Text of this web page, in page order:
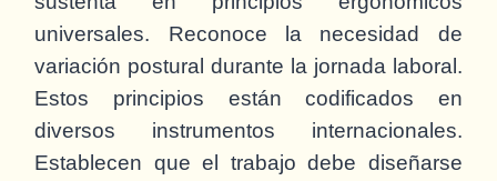
universales. Reconoce la necesidad de
variación postural durante la jornada laboral.
Estos principios están codificados en
diversos instrumentos internacionales.
Establecen que el trabajo debe diseñarse